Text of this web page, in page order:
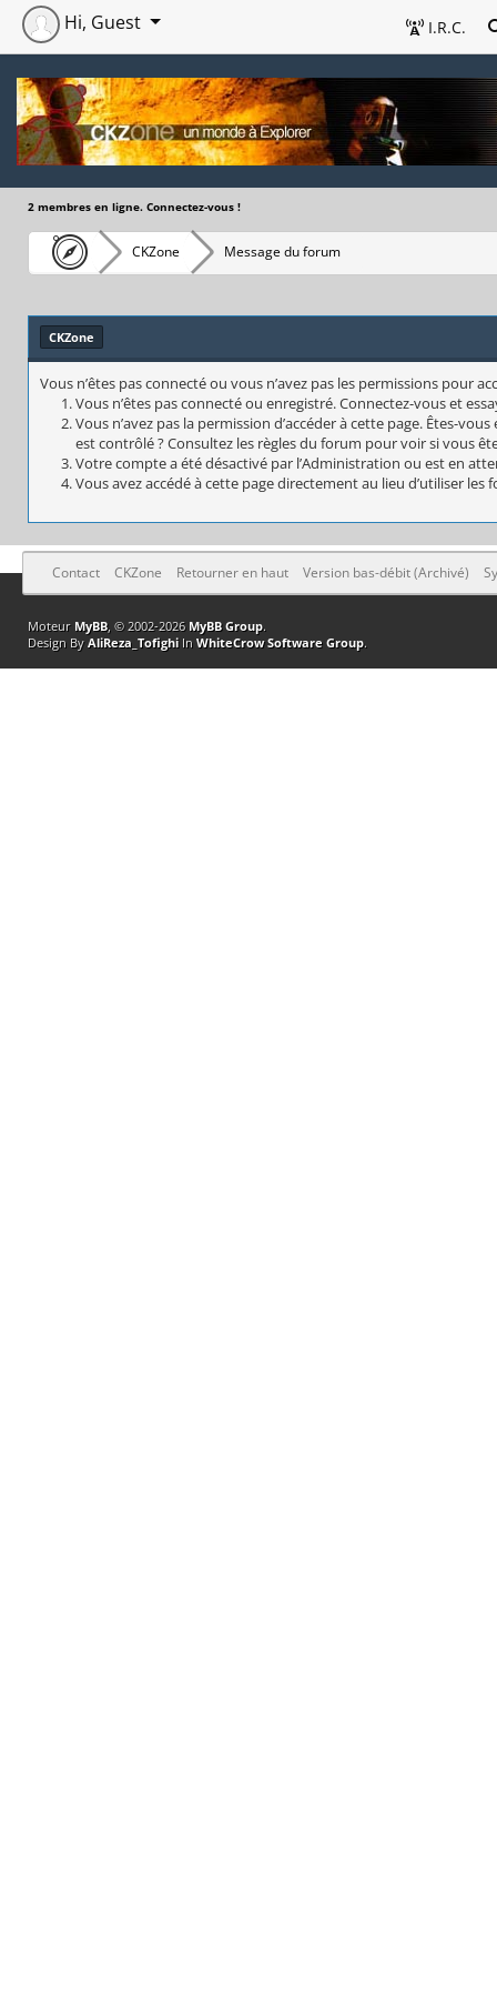
I.R.C.
Hi, Guest
2 membres en ligne. Connectez-vous !
CKZone Message du forum
CKZone
Vous n’êtes pas connecté ou vous n’avez pas les permissions pour
Vous n’êtes pas connecté ou enregistré. Connectez-vous et
Vous n’avez pas la permission d’accéder à cette page. Êtes-
est contrôlé ? Consultez les règles du forum pour voir si vous
Votre compte a été désactivé par l’Administration ou est en
Vous avez accédé à cette page directement au lieu d’utiliser
Contact CKZone Retourner en haut Version bas-débit (Archivé)
Moteur MyBB, © 2002-2026 MyBB Group.
Design By AliReza_TofighiIn WhiteCrow Software Group.